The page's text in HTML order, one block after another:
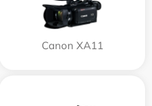
Canon XA11